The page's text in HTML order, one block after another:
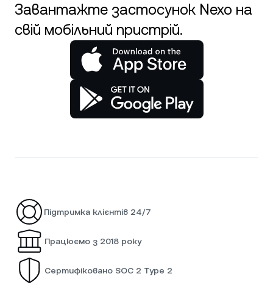
Завантажте застосунок Nexo на
свій мобільний пристрій.
Підтримка клієнтів 24/7
Працюємо з 2018 року
Сертифіковано SOC 2 Type 2